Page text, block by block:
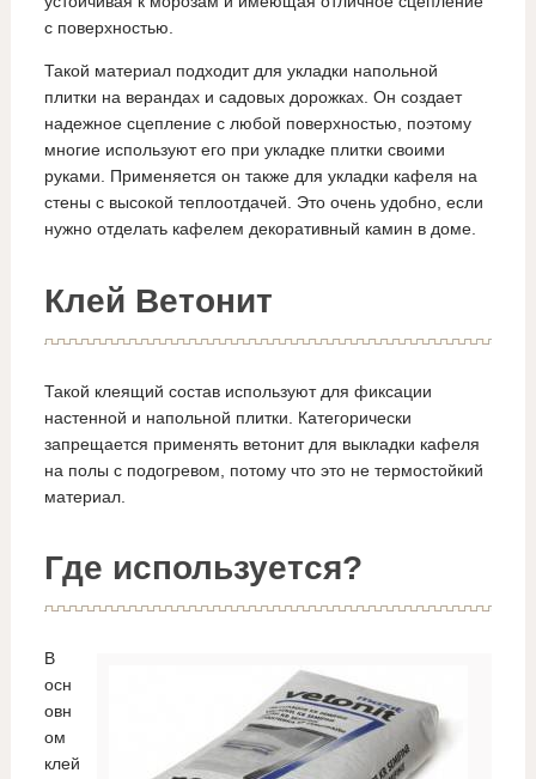
с поверхностью.
Такой материал подходит для укладки напольной
плитки на верандах и садовых дорожках. Он создает
надежное сцепление с любой поверхностью, поэтому
многие используют его при укладке плитки своими
руками. Применяется он также для укладки кафеля на
стены с высокой теплоотдачей. Это очень удобно, если
нужно отделать кафелем декоративный камин в доме.
Клей Ветонит
Такой клеящий состав используют для фиксации
настенной и напольной плитки. Категорически
запрещается применять ветонит для выкладки кафеля
на полы с подогревом, потому что это не термостойкий
материал.
Где используется?
В
осн
овн
ом
клей